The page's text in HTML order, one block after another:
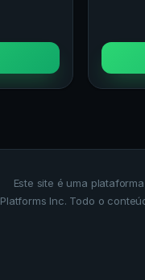
Este site é uma
Platforms Inc. Todo o